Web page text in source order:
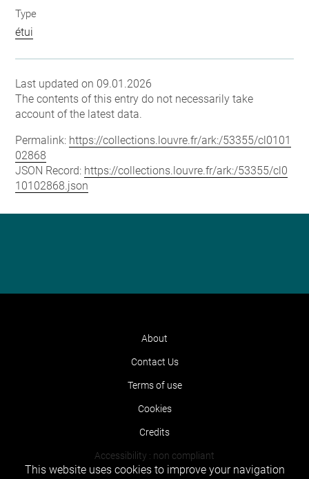
Type
étui
Last updated on 09.01.2026
The contents of this entry do not necessarily take
account of the latest data.
Permalink: https://collections.louvre.fr/ark:/53355/cl0101
02868
JSON Record: https://collections.louvre.fr/ark:/53355/cl0
10102868.json
About
Contact Us
Terms of use
Cookies
Credits
Accessibility : non compliant
This website uses cookies to improve your navigation